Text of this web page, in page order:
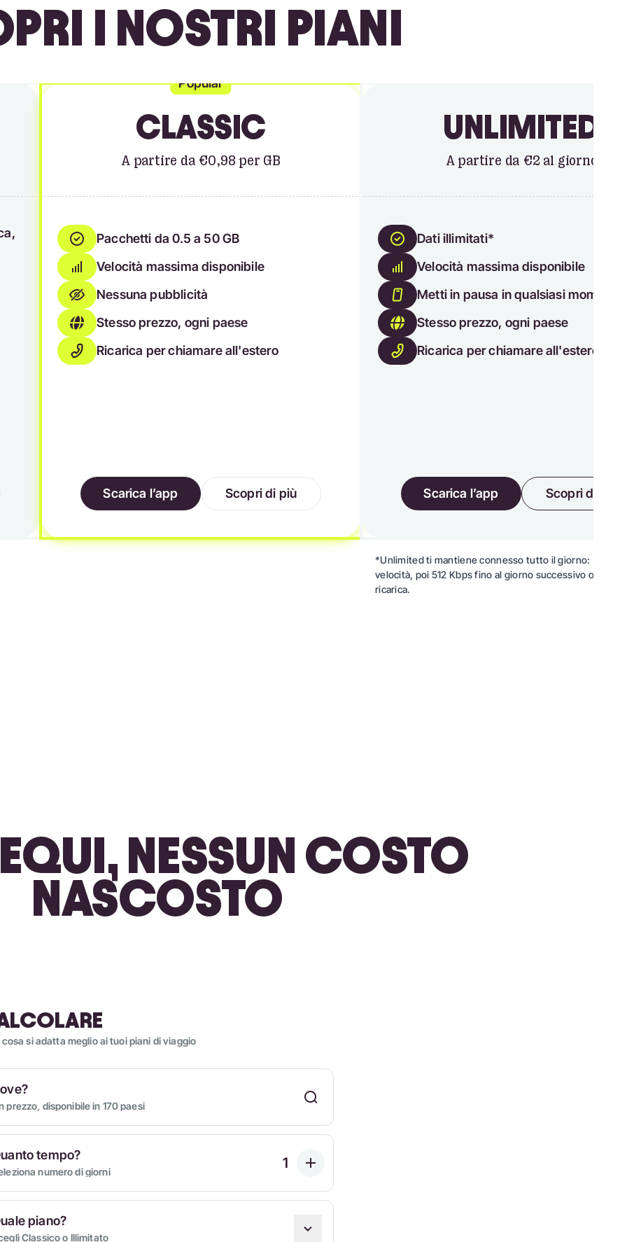
I NOSTRI PIANI
Popular
CLASSIC
A partire da €0,98 per GB
Pacchetti da 0.5 a 50 GB
Velocità massima disponibile
Nessuna pubblicità
Stesso prezzo, ogni paese
Ricarica per chiamare all'estero
Scarica l’app Scopri di più
UNLIMITED
A partire da €2 al giorno
Dati illimitati*
Velocità massima disponibile
Metti in pausa in qualsiasi momento
Stesso prezzo, ogni paese
Ricarica per chiamare all'estero
Scarica l’app Scopri di più
*Unlimited ti mantiene connesso tutto il giorno: 5 GB
velocità, poi 512 Kbps fino al giorno successivo o alla
ricarica.
NESSUN COSTO
NASCOSTO
cosa si adatta meglio ai tuoi piani di viaggio
prezzo, disponibile in 170 paesi
tempo?
numero di giorni
piano?
Classico o Illimitato